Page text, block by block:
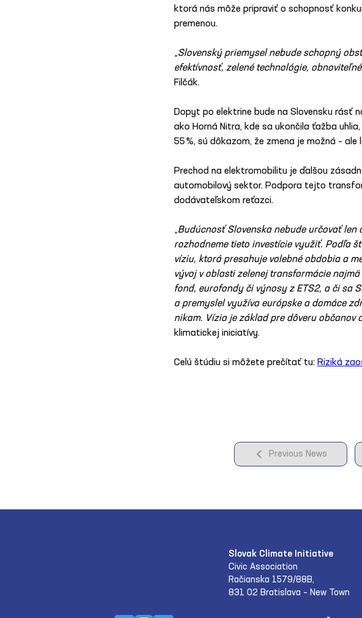
ktorá nás môže pripraviť o schopnosť
premenou.
„Slovenský priemysel nebude schopný
efektívnosť, zelené technológie,
Filčák.
Dopyt po elektrine bude na Slovensku rásť
ako Horná Nitra, kde sa ukončila ťažba
55 %, sú dôkazom, že zmena je možná –
Prechod na elektromobilitu je ďalšou
automobilový sektor. Podpora tejto
dodávateľskom reťazci.
„Budúcnosť Slovenska nebude určovať
rozhodneme tieto investície využiť. Podľa
víziu, ktorá presahuje volebné obdobia a
vývoj v oblasti zelenej transformácie
fond, eurofondy či výnosy z ETS2, a či sa
a premyslel využíva európske a domáce
nikam. Vízia je základ pre dôveru občanov
klimatickej iniciatívy.
Celú štúdiu si môžete prečítať tu: Riziká
Previous News
Slovak Climate Initiative
Civic Association
Račianska 1579/88B,
831 02 Bratislava – New Town